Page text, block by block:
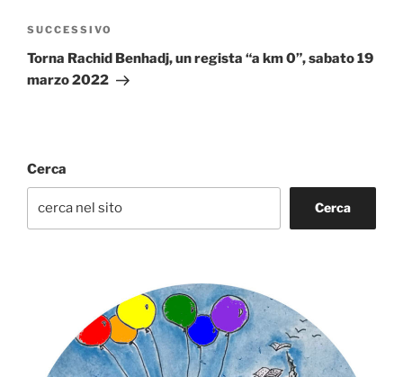
Articolo
successivo
SUCCESSIVO
Torna Rachid Benhadj, un regista “a km 0”, sabato 19
marzo 2022
Cerca
Cerca